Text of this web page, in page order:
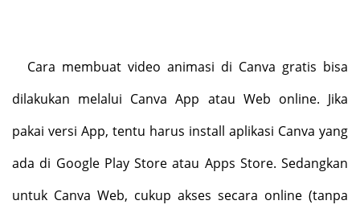
Cara membuat video animasi di Canva gratis bisa
dilakukan melalui Canva App atau Web online. Jika
pakai versi App, tentu harus install aplikasi Canva yang
ada di Google Play Store atau Apps Store. Sedangkan
untuk Canva Web, cukup akses secara online (tanpa